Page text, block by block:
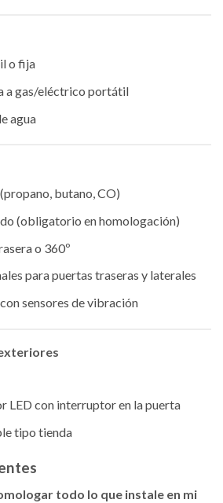
o fija
a gas/eléctrico portátil
agua
butano, CO)
(obligatorio en homologación)
o 360º
para puertas traseras y laterales
sensores de vibración
LED con interruptor en la puerta
tipo tienda
todo lo que instale en mi